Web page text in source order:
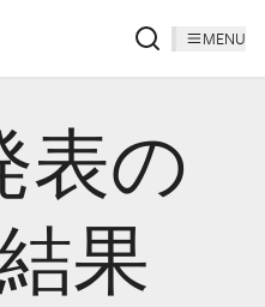
MENU
表の
果